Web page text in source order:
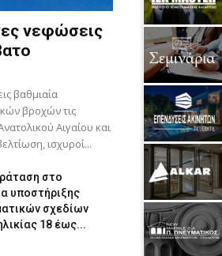
νεφώσεις
βαθμιαία
βροχών τις
Αιγαίου και
ισχυροί...
στο
υποστήριξης
σχεδίων
18 έως...